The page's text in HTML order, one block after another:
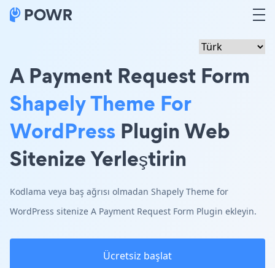
A Payment Request Form
Shapely Theme For
WordPress Plugin Web
Sitenize Yerleştirin
Kodlama veya baş ağrısı olmadan Shapely Theme for
WordPress sitenize A Payment Request Form Plugin ekleyin.
Ücretsiz başlat